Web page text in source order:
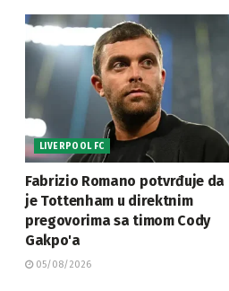
LIVERPOOL FC
Fabrizio Romano potvrđuje da
je Tottenham u direktnim
pregovorima sa timom Cody
Gakpo'a
05/08/2026